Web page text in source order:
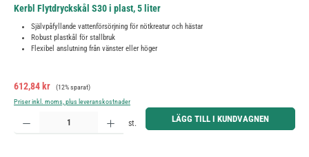
Kerbl Flytdryckskål S30 i plast, 5 liter
Självpåfyllande vattenförsörjning för nötkreatur och hästar
Robust plastkål för stallbruk
Flexibel anslutning från vänster eller höger
Försäljningspris:
612,84 kr Ordinarie pris:
(12% sparat)
Priser inkl. moms, plus leveranskostnader
Produktkvantitet: Ange önskat belopp eller använd knapparna för att öka eller minska kvantiteten.
st. LÄGG TILL I KUNDVAGNEN